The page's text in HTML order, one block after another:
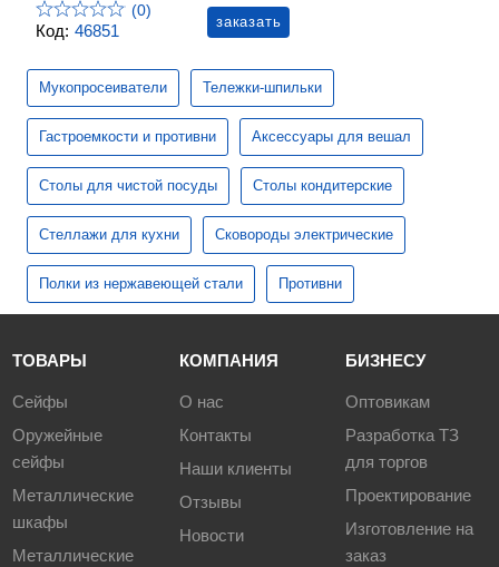
Код: 46851
(0)
заказать
Мукопросеиватели Тележки-шпильки
Гастроемкости и противни Аксессуары для вешал
Столы для чистой посуды Столы кондитерские
Стеллажи для кухни Сковороды электрические
Полки из нержавеющей стали Противни
ТОВАРЫ
Сейфы
Оружейные
сейфы
Металлические
шкафы
Металлические
КОМПАНИЯ
О нас
Контакты
Наши клиенты
Отзывы
Новости
БИЗНЕСУ
Оптовикам
Разработка ТЗ
для торгов
Проектирование
Изготовление на
заказ